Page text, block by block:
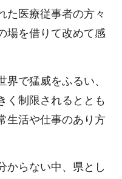
た医療従事者の方々
場を借りて改めて感
で猛威をふるい、
く制限されるととも
生活や仕事のあり方
からない中、県とし